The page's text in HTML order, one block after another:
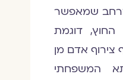
שמאפשר
דוגמת
צירוף אדם מן
המשפחתי